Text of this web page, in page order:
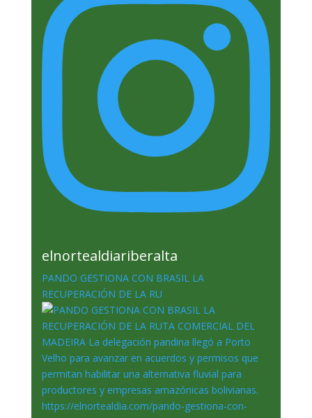
elnortealdiariberalta
PANDO GESTIONA CON BRASIL LA
RECUPERACIÓN DE LA RU